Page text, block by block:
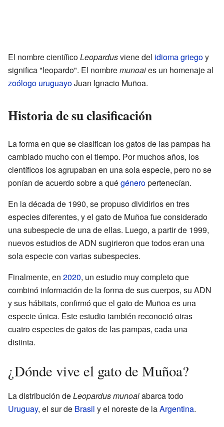
El nombre científicoLeopardusviene del idioma griegoy
significa "leopardo". El nombremunoaies un homenaje al
zoólogo uruguayoJuan Ignacio Muñoa.
Historia de su clasificación
La forma en que se clasifican los gatos de las pampas ha
cambiado mucho con el tiempo. Por muchos años, los
científicos los agrupaban en una sola especie, pero no se
ponían de acuerdo sobre a quégéneropertenecían.
En la década de 1990, se propuso dividirlos en tres
especies diferentes, y el gato de Muñoa fue considerado
una subespecie de una de ellas. Luego, a partir de 1999,
nuevos estudios de ADN sugirieron que todos eran una
sola especie con varias subespecies.
Finalmente, en 2020, un estudio muy completo que
combinó información de la forma de sus cuerpos, su ADN
y sus hábitats, confirmó que el gato de Muñoa es una
especie única. Este estudio también reconoció otras
cuatro especies de gatos de las pampas, cada una
distinta.
¿Dónde vive el gato de Muñoa?
La distribución deLeopardus munoaiabarca todo
Uruguay, el sur de Brasil y el noreste de laArgentina.